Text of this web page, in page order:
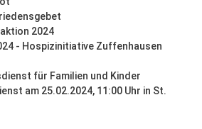
2024
- Hospizinitiative Zuffenhausen
für Familien und Kinder
am 25.02.2024, 11:00 Uhr in St.